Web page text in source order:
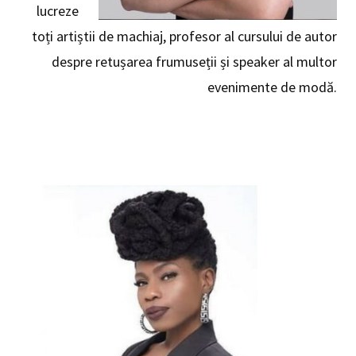
lucreze
toți artiștii de machiaj, profesor al cursului de autor
despre retușarea frumuseții și speaker al multor
evenimente de modă.